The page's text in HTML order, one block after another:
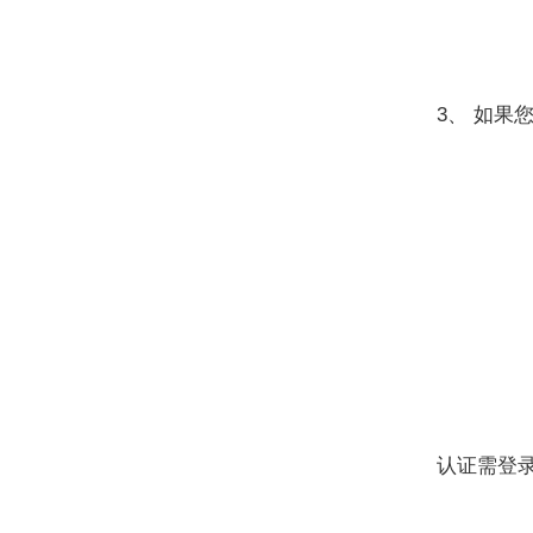
3、 如果
认证需登